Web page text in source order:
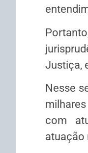
Justiça,
Nesse
com
atuação